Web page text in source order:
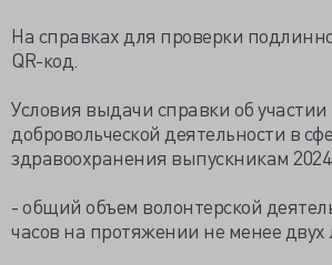
На справках для проверки
QR-код.
Условия выдачи справки об участии
добровольческой деятельности в
здравоохранения выпускникам
- общий объем волонтерской
часов на протяжении не менее двух